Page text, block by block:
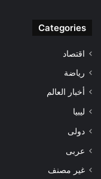
Categories
اقتصاد
رياضة
أخبار العالم
ليبيا
دولى
عربى
غير مصنف